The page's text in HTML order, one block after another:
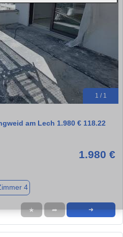
1 / 1
am Lech 1.980 € 118.22
1.980 €
4
★ ➦ ➜